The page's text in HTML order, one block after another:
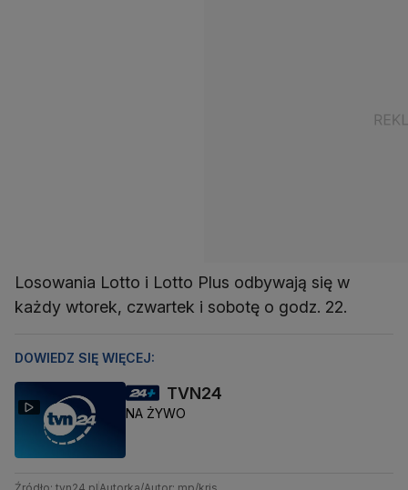
Losowania Lotto i Lotto Plus odbywają się w
każdy wtorek, czwartek i sobotę o godz. 22.
DOWIEDZ SIĘ WIĘCEJ:
TVN24
NA ŻYWO